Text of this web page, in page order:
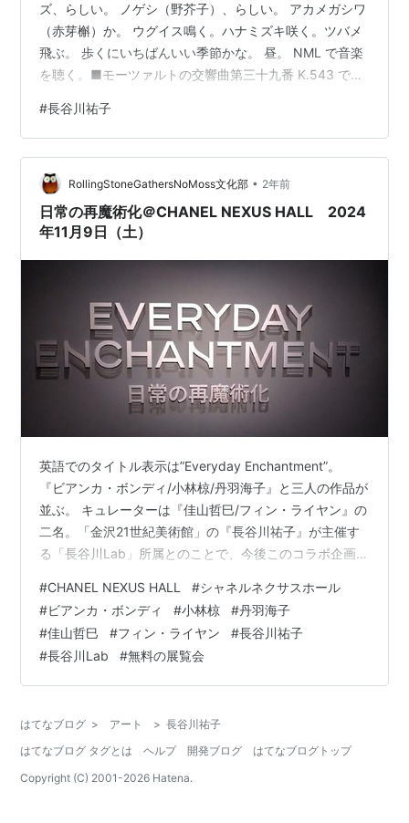
ズ、らしい。 ノゲシ（野芥子）、らしい。 アカメガシワ
（赤芽槲）か。 ウグイス鳴く。ハナミズキ咲く。ツバメ
飛ぶ。 歩くにいちばんいい季節かな。 昼。 NML で音楽
を聴く。■モーツァルトの交響曲第三十九番 K.543 で、
（NML）。ブリュッヘン＋18世紀O だからすばらしいに
決まってる、だから別に聴かなくてもいいや、って感じ
なんだけれど、でも、聴いてみるとやっぱりすばらし
い。古典的なんだな。 ■ハイドンの交響曲第百三番
Hob.I:103 で、指揮はヘルベルト・フォン・カラヤン、
ベルリン・フ…
#長谷川祐子
RollingStoneGathersNoMoss文化部 • 2年前
日常の再魔術化＠CHANEL NEXUS HALL 2024
年11月9日（土）
英語でのタイトル表示は”Everyday Enchantment”。
『ビアンカ・ボンディ/小林椋/丹羽海子』と三人の作品が
並ぶ。 キュレーターは『佳山哲巳/フィン・ライヤン』の
二名。「金沢21世紀美術館」の『長谷川祐子』が主催す
る「長谷川Lab」所属とのことで、今後このコラボ企画が
は存在せず、互いに絡み合い共動する。 時として聞こえ
る音についても同様。人為によるものと自然が融和す
る。 何れも、身近に存在する素材を使っていることも日
常性が溶け合ったのちに、すぐ隣に在るかもしれない不
思議の世界に入り込んだ気にさせる要素になっているよ
#CHANEL NEXUS HALL #シャネルネクサスホール
#ビアンカ・ボンディ #小林椋 #丹羽海子
#佳山哲巳 #フィン・ライヤン #長谷川祐子
#長谷川Lab #無料の展覧会
はてなブログ > アート > 長谷川祐子
はてなブログ タグとは
ヘルプ 開発ブログ
はてなブログトップ
Copyright (C) 2001-2026 Hatena.